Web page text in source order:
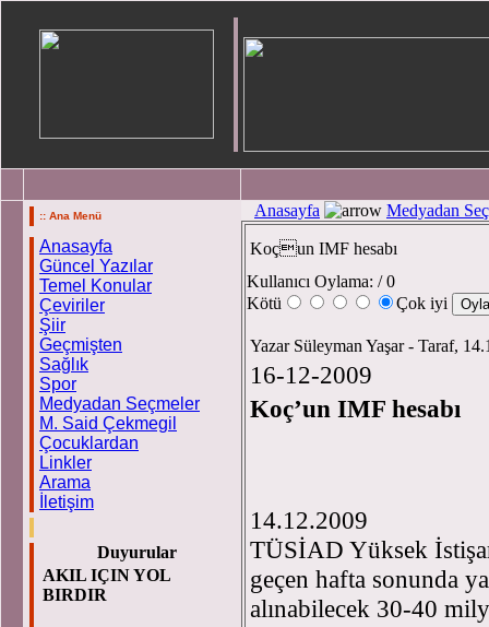
:: Ana Menü
Anasayfa
Güncel Yazılar
Temel Konular
Çeviriler
Şiir
Geçmişten
Sağlık
Spor
Medyadan Seçmeler
M. Said Çekmegil
Çocuklardan
Linkler
Arama
İletişim
Duyurular
AKIL IÇIN YOL
BIRDIR
Anasayfa Medyadan
Koçun IMF hesabı
Kullanıcı Oylama: / 0
Kötü
Çok iyi
Yazar Süleyman Yaşar - Taraf,
16-12-2009
Koç’un IMF hesabı
14.12.2009
TÜSİAD Yüksek
geçen hafta sonunda
alınabilecek 30-40